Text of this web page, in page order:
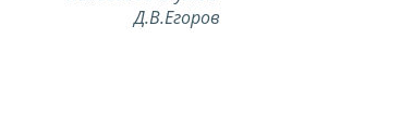
Д.В.Егоров